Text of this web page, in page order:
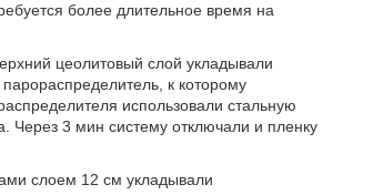
более длительное время на
цеолитовый слой укладывали
к которому
использовали стальную
Через 3 мин систему отключали и пленку
слоем 12 см укладывали